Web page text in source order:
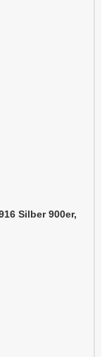
Silber 900er,